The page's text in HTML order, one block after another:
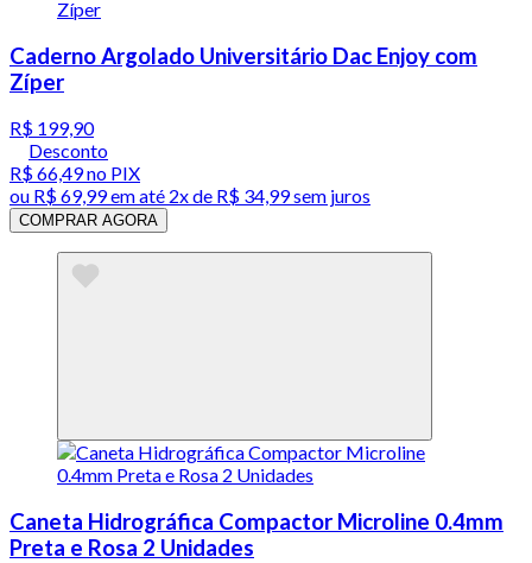
Caderno Argolado Universitário Dac Enjoy com
Zíper
R$ 199,90
Desconto
R$ 66,49no PIX
ou R$ 69,99em até 2x de R$ 34,99 sem juros
COMPRAR AGORA
Caneta Hidrográfica Compactor Microline 0.4mm
Preta e Rosa 2 Unidades